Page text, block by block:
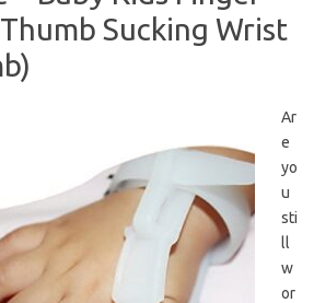
Sucking Wrist
Ar
e
yo
u
sti
ll
w
or